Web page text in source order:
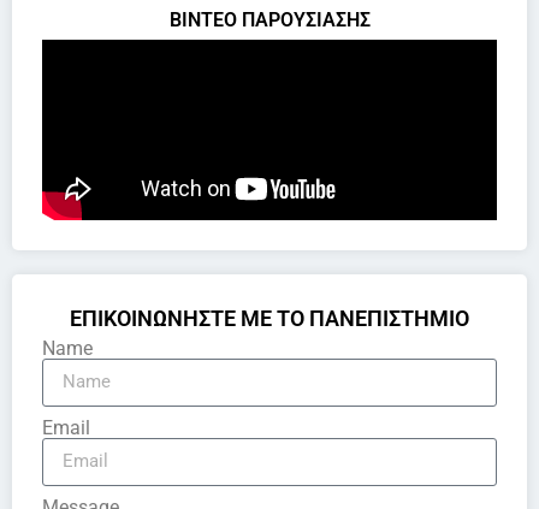
ΒΙΝΤΕΟ ΠΑΡΟΥΣΙΑΣΗΣ
ΕΠΙΚΟΙΝΩΝΗΣΤΕ ΜΕ ΤΟ ΠΑΝΕΠΙΣΤΗΜΙΟ
Name
Email